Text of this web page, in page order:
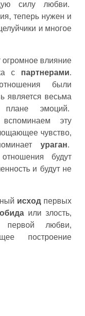
силу любви.
теперь нужен и
и многое
влияние
с партнерами.
были
является весьма
эмоций.
эту
чувство,
ураган.
будут
и будут не
исход первых
обида или злость,
первой любви,
построение